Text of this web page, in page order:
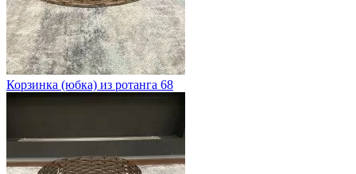
Корзинка (юбка) из ротанга 68